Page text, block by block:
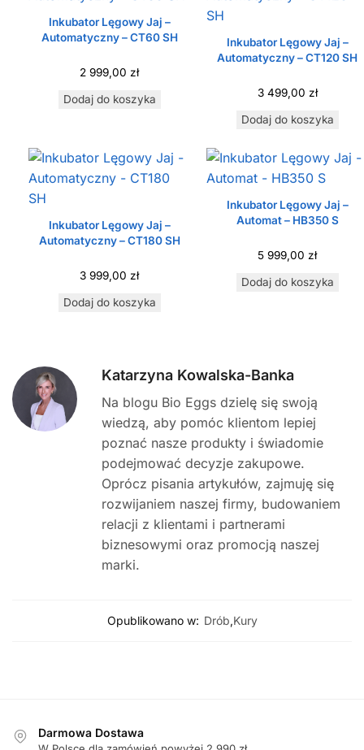
Inkubator Lęgowy Jaj –
Automatyczny – CT60 SH
2 999,00 zł
Dodaj do koszyka
Inkubator Lęgowy Jaj –
Automatyczny – CT120 SH
3 499,00 zł
Dodaj do koszyka
Inkubator Lęgowy Jaj –
Automatyczny – CT180 SH
3 999,00 zł
Dodaj do koszyka
Inkubator Lęgowy Jaj –
Automat – HB350 S
5 999,00 zł
Dodaj do koszyka
Katarzyna Kowalska-Banka
Na blogu Bio Eggs dzielę się swoją
wiedzą, aby pomóc klientom lepiej
poznać nasze produkty i świadomie
podejmować decyzje zakupowe.
Oprócz pisania artykułów, zajmuję się
rozwijaniem naszej firmy, budowaniem
relacji z klientami i partnerami
biznesowymi oraz promocją naszej
marki.
Opublikowano w: Drób,Kury
Darmowa Dostawa